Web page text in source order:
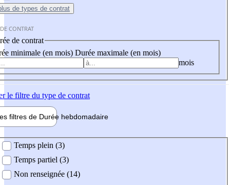
de types de contrat
CONTRAT
de contrat
minimale (en mois) Durée maximale (en mois)
mois
le filtre du type de contrat
filtres de Durée hebdomadaire
Temps plein (3)
Temps partiel (3)
Non renseignée (14)